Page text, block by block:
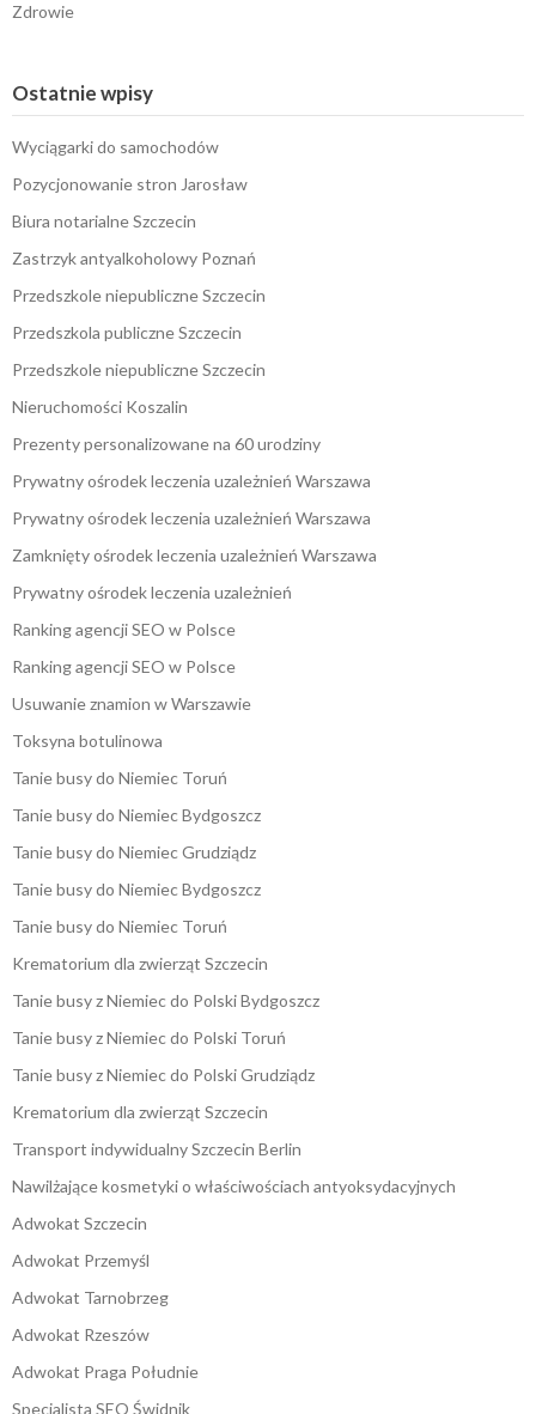
Zdrowie
Ostatnie wpisy
Wyciągarki do samochodów
Pozycjonowanie stron Jarosław
Biura notarialne Szczecin
Zastrzyk antyalkoholowy Poznań
Przedszkole niepubliczne Szczecin
Przedszkola publiczne Szczecin
Przedszkole niepubliczne Szczecin
Nieruchomości Koszalin
Prezenty personalizowane na 60 urodziny
Prywatny ośrodek leczenia uzależnień Warszawa
Prywatny ośrodek leczenia uzależnień Warszawa
Zamknięty ośrodek leczenia uzależnień Warszawa
Prywatny ośrodek leczenia uzależnień
Ranking agencji SEO w Polsce
Ranking agencji SEO w Polsce
Usuwanie znamion w Warszawie
Toksyna botulinowa
Tanie busy do Niemiec Toruń
Tanie busy do Niemiec Bydgoszcz
Tanie busy do Niemiec Grudziądz
Tanie busy do Niemiec Bydgoszcz
Tanie busy do Niemiec Toruń
Krematorium dla zwierząt Szczecin
Tanie busy z Niemiec do Polski Bydgoszcz
Tanie busy z Niemiec do Polski Toruń
Tanie busy z Niemiec do Polski Grudziądz
Krematorium dla zwierząt Szczecin
Transport indywidualny Szczecin Berlin
Nawilżające kosmetyki o właściwościach antyoksydacyjnych
Adwokat Szczecin
Adwokat Przemyśl
Adwokat Tarnobrzeg
Adwokat Rzeszów
Adwokat Praga Południe
Specjalista SEO Świdnik